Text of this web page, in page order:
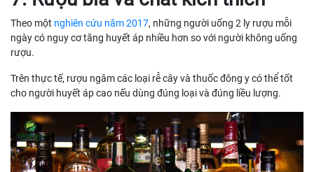
Theo một nghiên cứu năm 2017, những người uống 2 ly rượu mỗi
ngày có nguy cơ tăng huyết áp nhiều hơn so với người không uống
rượu.
Trên thực tế, rượu ngâm các loại rễ cây và thuốc đông y có thể tốt
cho người huyết áp cao nếu dùng đúng loại và đúng liều lượng.